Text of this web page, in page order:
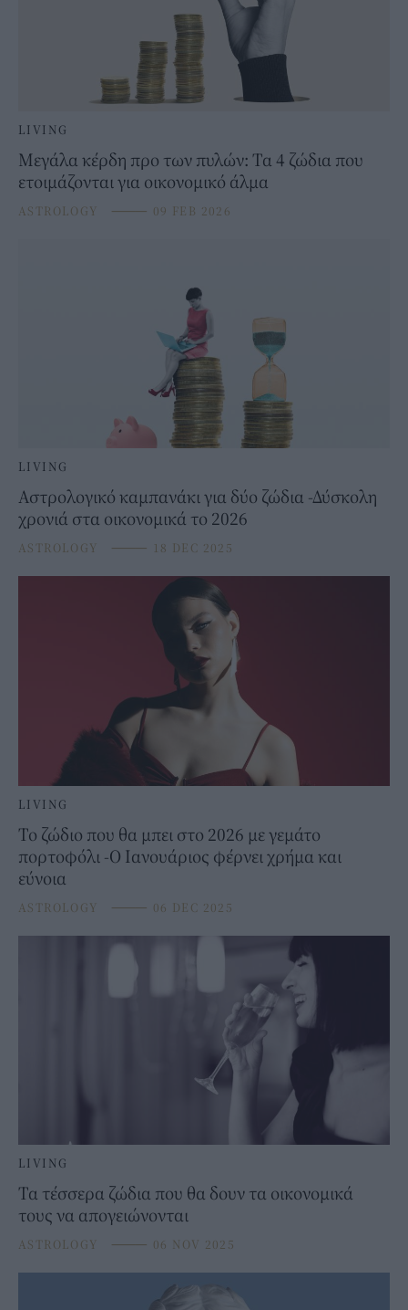
LIVING
Μεγάλα κέρδη προ των πυλών: Τα 4 ζώδια που
ετοιμάζονται για οικονομικό άλμα
ASTROLOGY ⸻ 09 FEB 2026
LIVING
Αστρολογικό καμπανάκι για δύο ζώδια -Δύσκολη
χρονιά στα οικονομικά το 2026
ASTROLOGY ⸻ 18 DEC 2025
LIVING
Το ζώδιο που θα μπει στο 2026 με γεμάτο
πορτοφόλι -Ο Ιανουάριος φέρνει χρήμα και
εύνοια
ASTROLOGY ⸻ 06 DEC 2025
LIVING
Τα τέσσερα ζώδια που θα δουν τα οικονομικά
τους να απογειώνονται
ASTROLOGY ⸻ 06 NOV 2025